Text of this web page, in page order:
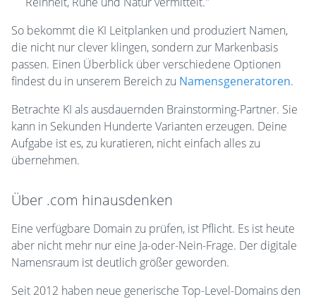
So bekommt die KI Leitplanken und produziert Namen,
die nicht nur clever klingen, sondern zur Markenbasis
passen. Einen Überblick über verschiedene Optionen
findest du in unserem Bereich zu Namensgeneratoren.
Betrachte KI als ausdauernden Brainstorming-Partner. Sie
kann in Sekunden Hunderte Varianten erzeugen. Deine
Aufgabe ist es, zu kuratieren, nicht einfach alles zu
übernehmen.
Über .com hinausdenken
Eine verfügbare Domain zu prüfen, ist Pflicht. Es ist heute
aber nicht mehr nur eine Ja-oder-Nein-Frage. Der digitale
Namensraum ist deutlich größer geworden.
Seit 2012 haben neue generische Top-Level-Domains den